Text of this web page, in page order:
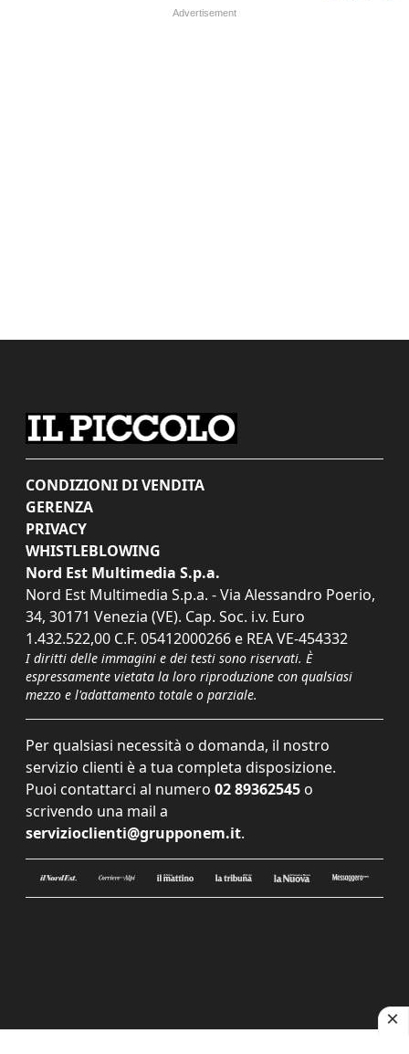
CONDIZIONI DI VENDITA
GERENZA
PRIVACY
WHISTLEBLOWING
Nord Est Multimedia S.p.a.
Nord Est Multimedia S.p.a. - Via Alessandro Poerio,
34, 30171 Venezia (VE). Cap. Soc. i.v. Euro
1.432.522,00 C.F. 05412000266 e REA VE-454332
I diritti delle immagini e dei testi sono riservati. È
espressamente vietata la loro riproduzione con qualsiasi
mezzo e l'adattamento totale o parziale.
Per qualsiasi necessità o domanda, il nostro
servizio clienti è a tua completa disposizione.
Puoi contattarci al numero 02 89362545 o
scrivendo una mail a
servizioclienti@grupponem.it.